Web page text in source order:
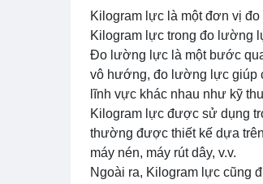
Kilogram lực là một đơn vị
Kilogram lực trong đo lường
Đo lường lực là một bước
vô hướng, đo lường lực giúp
lĩnh vực khác nhau như kỹ
Kilogram lực được sử dụng
thường được thiết kế dựa
máy nén, máy rút dây, v.v.
Ngoài ra, Kilogram lực cũng